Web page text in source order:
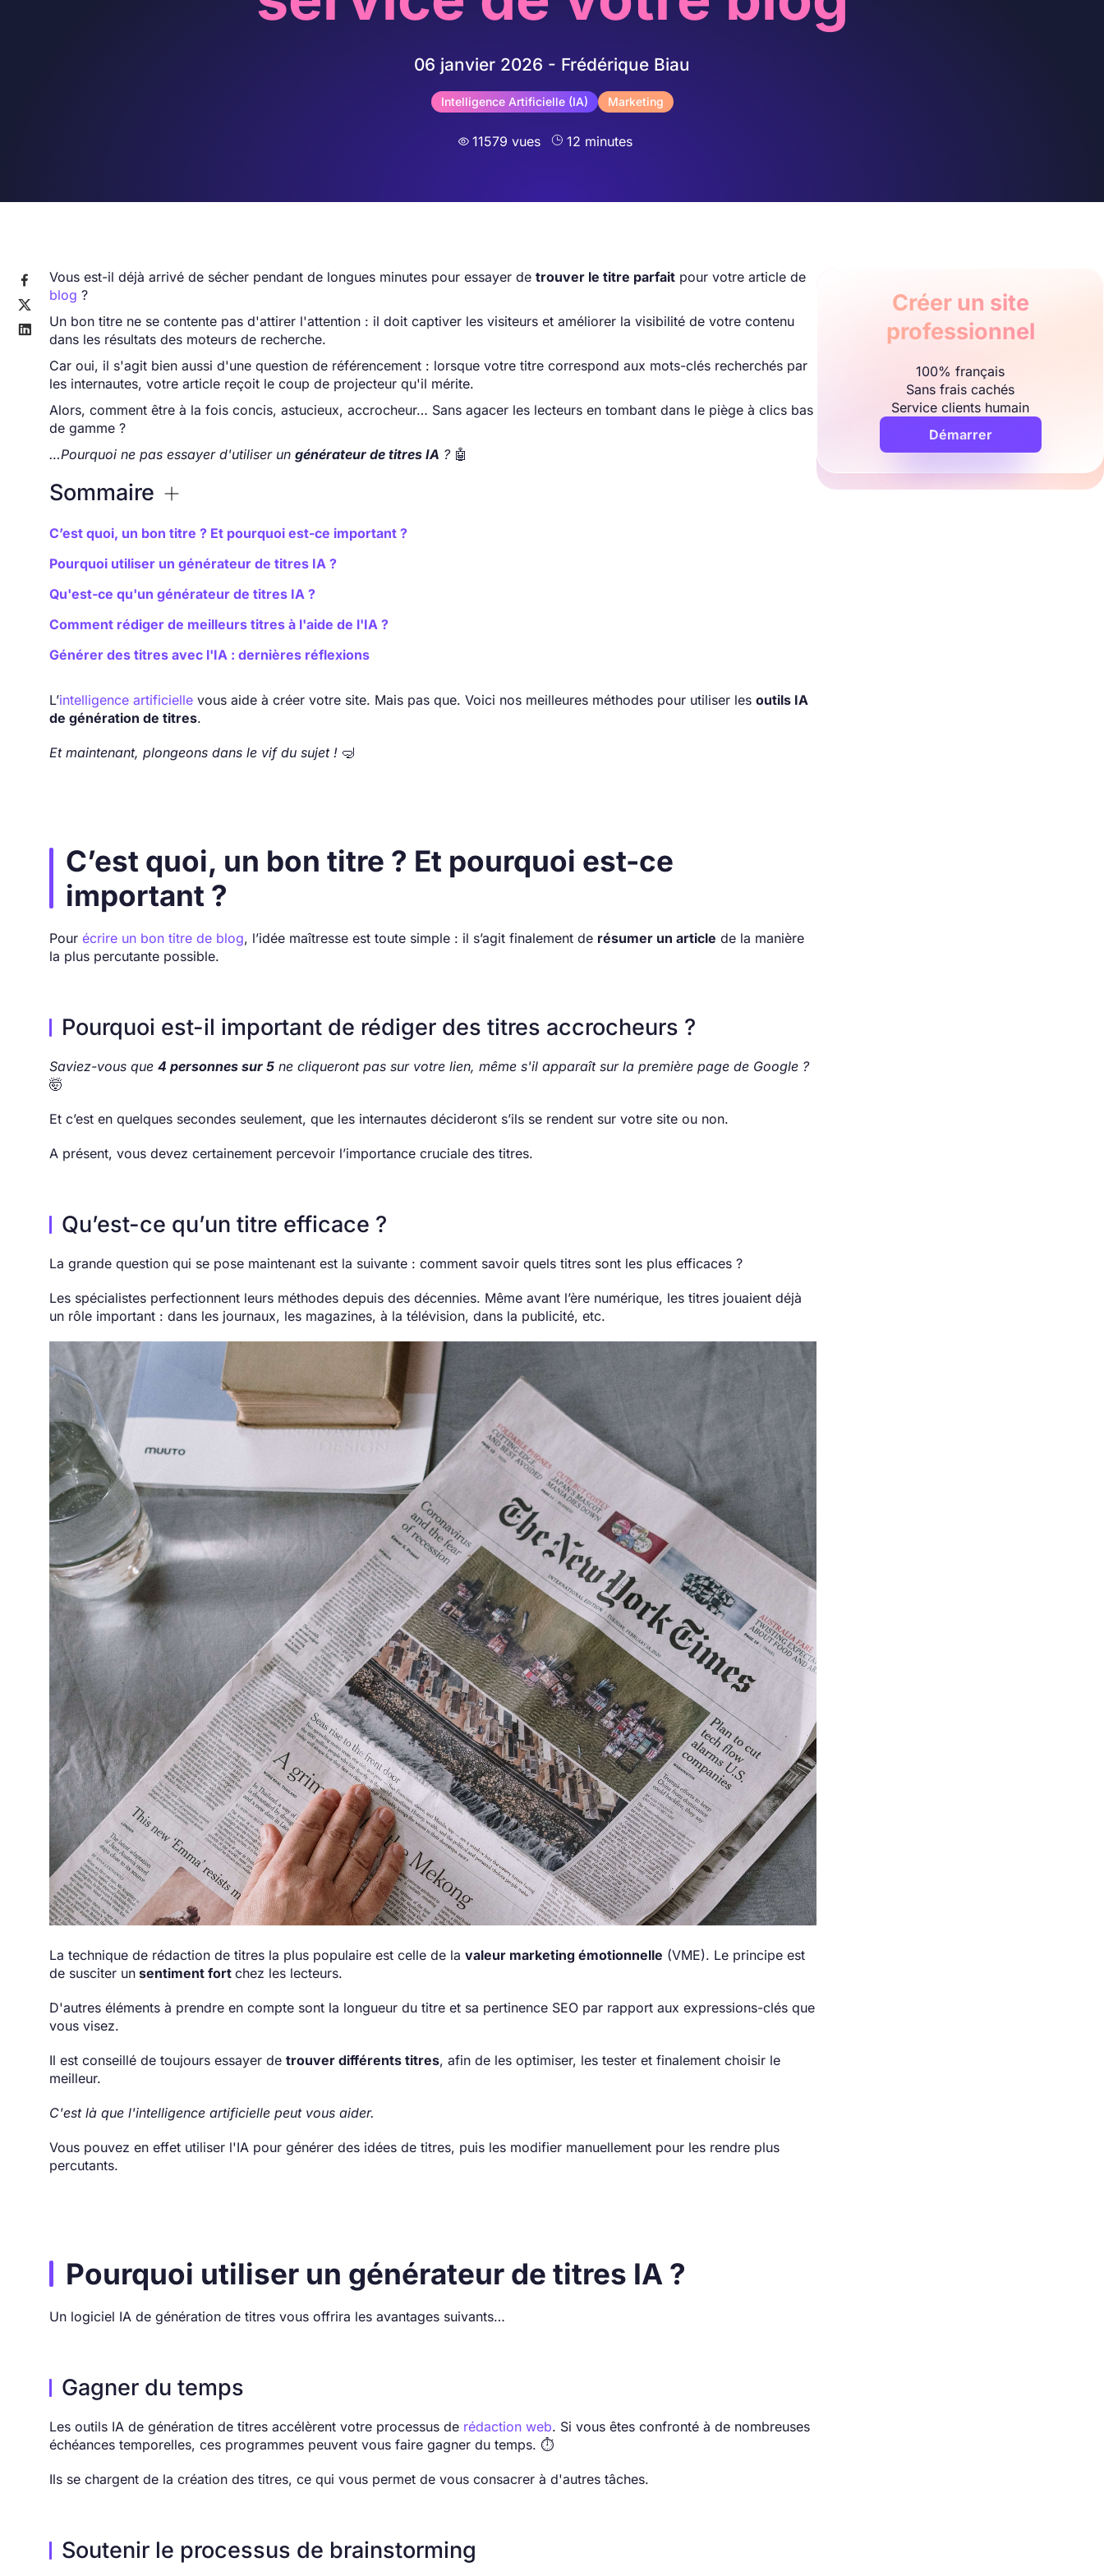
06 janvier 2026 - Frédérique Biau
Intelligence Artificielle (IA) Marketing
 11579 vues 12 minutes



Vous est-il déjà arrivé de sécher pendant de longues minutes pour essayer de trouver le titre parfait pour votre article de
blog ?
Un bon titre ne se contente pas d'attirer l'attention : il doit captiver les visiteurs et améliorer la visibilité de votre contenu
dans les résultats des moteurs de recherche.
Car oui, il s'agit bien aussi d'une question de référencement : lorsque votre titre correspond aux mots-clés recherchés par
les internautes, votre article reçoit le coup de projecteur qu'il mérite.
Alors, comment être à la fois concis, astucieux, accrocheur… Sans agacer les lecteurs en tombant dans le piège à clics bas
de gamme ?
…Pourquoi ne pas essayer d'utiliser un générateur de titres IA ? 🤖
Sommaire
C’est quoi, un bon titre ? Et pourquoi est-ce important ?
Pourquoi utiliser un générateur de titres IA ?
Qu'est-ce qu'un générateur de titres IA ?
Comment rédiger de meilleurs titres à l'aide de l'IA ?
Générer des titres avec l'IA : dernières réflexions
L’intelligence artificielle vous aide à créer votre site. Mais pas que. Voici nos meilleures méthodes pour utiliser les outils IA
de génération de titres.
Et maintenant, plongeons dans le vif du sujet ! 🤿
C’est quoi, un bon titre ? Et pourquoi est-ce
important ?
Pour écrire un bon titre de blog, l’idée maîtresse est toute simple : il s’agit finalement de résumer un article de la manière
la plus percutante possible.
Pourquoi est-il important de rédiger des titres accrocheurs ?
Saviez-vous que 4 personnes sur 5 ne cliqueront pas sur votre lien, même s'il apparaît sur la première page de Google ?
🤯
Et c’est en quelques secondes seulement, que les internautes décideront s’ils se rendent sur votre site ou non.
A présent, vous devez certainement percevoir l’importance cruciale des titres.
Qu’est-ce qu’un titre efficace ?
La grande question qui se pose maintenant est la suivante : comment savoir quels titres sont les plus efficaces ?
Les spécialistes perfectionnent leurs méthodes depuis des décennies. Même avant l’ère numérique, les titres jouaient déjà
un rôle important : dans les journaux, les magazines, à la télévision, dans la publicité, etc.
La technique de rédaction de titres la plus populaire est celle de la valeur marketing émotionnelle (VME). Le principe est
de susciter un sentiment fort chez les lecteurs.
D'autres éléments à prendre en compte sont la longueur du titre et sa pertinence SEO par rapport aux expressions-clés que
vous visez.
Il est conseillé de toujours essayer de trouver différents titres, afin de les optimiser, les tester et finalement choisir le
meilleur.
C'est là que l'intelligence artificielle peut vous aider.
Vous pouvez en effet utiliser l'IA pour générer des idées de titres, puis les modifier manuellement pour les rendre plus
percutants.
Pourquoi utiliser un générateur de titres IA ?
Un logiciel IA de génération de titres vous offrira les avantages suivants…
Gagner du temps
Les outils IA de génération de titres accélèrent votre processus de rédaction web. Si vous êtes confronté à de nombreuses
échéances temporelles, ces programmes peuvent vous faire gagner du temps. ⏱️
Ils se chargent de la création des titres, ce qui vous permet de vous consacrer à d'autres tâches.
Soutenir le processus de brainstorming
Créer un site
professionnel
100% français
Sans frais cachés
Service clients humain
Démarrer